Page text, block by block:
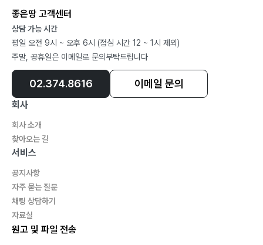
좋은땅 고객센터
상담 가능 시간
평일 오전 9시 ~ 오후 6시 (점심 시간 12 ~ 1시 제외)
주말, 공휴일은 이메일로 문의부탁드립니다
02.374.8616 이메일 문의
회사
회사 소개
찾아오는 길
서비스
공지사항
자주 묻는 질문
채팅 상담하기
자료실
원고 및 파일 전송